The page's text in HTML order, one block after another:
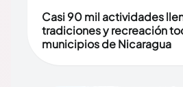
Casi 90 mil actividades
tradiciones y recreación
municipios de Nicaragua